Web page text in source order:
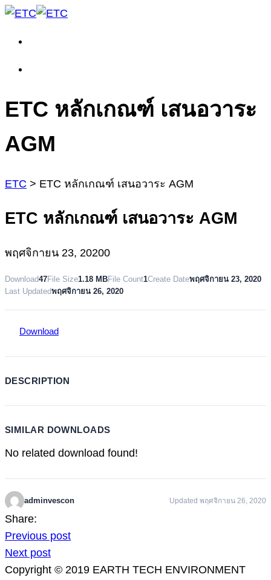
ETC หลักเกณฑ์ เสนอวาระ
AGM
ETC > ETC หลักเกณฑ์ เสนอวาระ AGM
ETC หลักเกณฑ์ เสนอวาระ AGM
พฤศจิกายน 23, 20200
Download47File Size1.18 MBFile Count1Create Dateพฤศจิกายน 23, 2020
Last Updatedพฤศจิกายน 26, 2020
Download
DESCRIPTION
SIMILAR DOWNLOADS
No related download found!
adminvescon Updated พฤศจิกายน 26, 2020
Share:
Previous post
Next post
Copyright © 2019 EARTH TECH ENVIRONMENT